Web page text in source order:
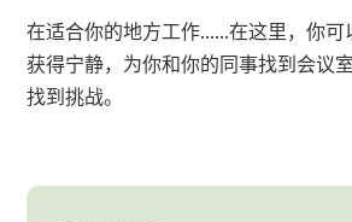
在适合你的地方工作......在这里，你
获得宁静，为你和你的同事找到会议
找到挑战。